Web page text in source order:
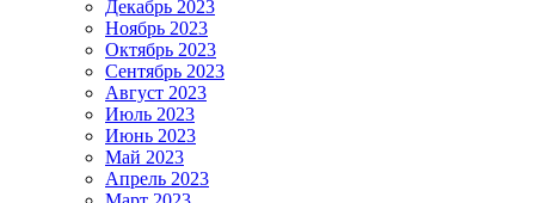
Декабрь 2023
Ноябрь 2023
Октябрь 2023
Сентябрь 2023
Август 2023
Июль 2023
Июнь 2023
Май 2023
Апрель 2023